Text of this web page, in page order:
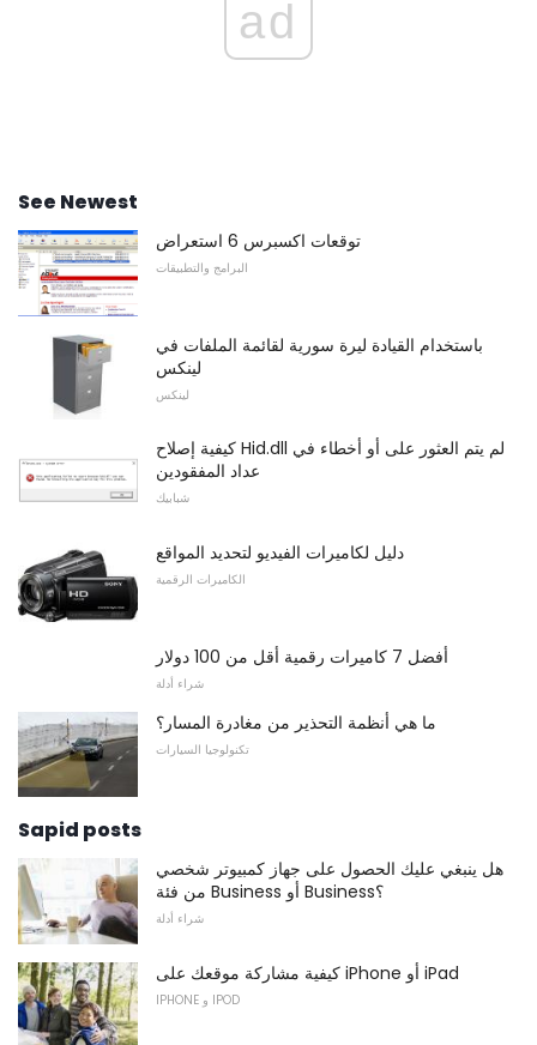
ad
See Newest
توقعات اكسبرس 6 استعراض
البرامج والتطبيقات
باستخدام القيادة ليرة سورية لقائمة الملفات في
لينكس
لينكس
كيفية إصلاح Hid.dll لم يتم العثور على أو أخطاء في
عداد المفقودين
شبابيك
دليل لكاميرات الفيديو لتحديد المواقع
الكاميرات الرقمية
أفضل 7 كاميرات رقمية أقل من 100 دولار
شراء أدلة
ما هي أنظمة التحذير من مغادرة المسار؟
تكنولوجيا السيارات
Sapid posts
هل ينبغي عليك الحصول على جهاز كمبيوتر شخصي
من فئة Business أو Business؟
شراء أدلة
كيفية مشاركة موقعك على iPhone أو iPad
IPHONE و IPOD